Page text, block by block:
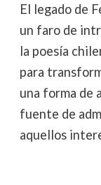
El legado de
un faro de
la poesía
para
una forma de
fuente de
aquellos